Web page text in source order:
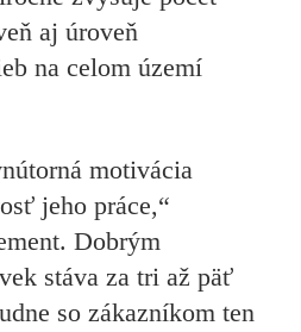
aj úroveň
na celom území
motivácia
jeho práce,“
Dobrým
stáva za tri až päť
so zákazníkom ten